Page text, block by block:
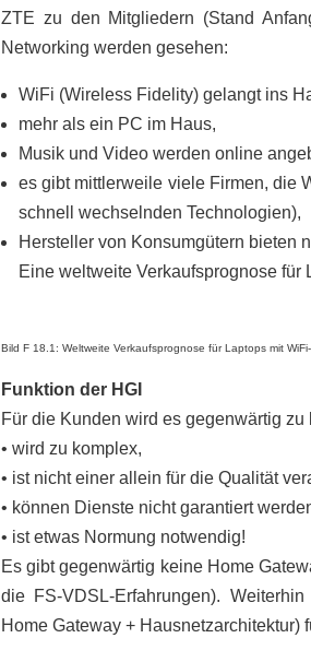
ZTE zu den Mitgliedern (Stand
Networking werden gesehen:
WiFi (Wireless Fidelity) gelangt ins
mehr als ein PC im Haus,
Musik und Video werden online
es gibt mittlerweile viele Firmen, die
schnell wechselnden Technologien),
Hersteller von Konsumgütern bieten
Eine weltweite Verkaufsprognose
Bild F 18.1: Weltweite Verkaufsprognose für Laptops mit
Funktion der HGI
Für die Kunden wird es gegenwärtig zu
• wird zu komplex,
• ist nicht einer allein für die Qualität
• können Dienste nicht garantiert
• ist etwas Normung notwendig!
Es gibt gegenwärtig keine Home
die FS-VDSL-Erfahrungen).
Home Gateway +